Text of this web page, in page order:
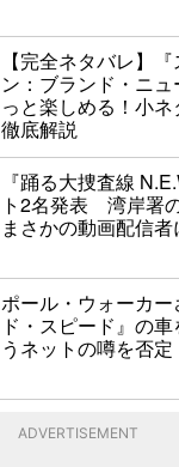
【完全ネタバレ】
ン：ブランド・ニ
っと楽しめる！小
徹底解説
『踊る大捜査線
ト2名発表 湾岸署
まさかの動画配信
ポール・ウォーカ
ド・スピード』の
うネットの噂を否定
ADVERTISEMENT